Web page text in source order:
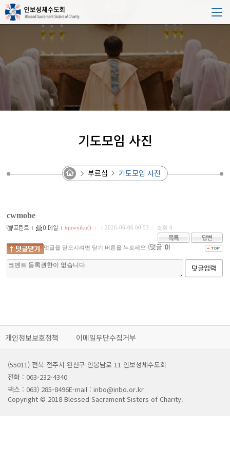
기도모임 사진
부르심 기도모임 사진
cwmobe
tquwxiku() 2026-06-06 00:53 조회 0
덧글을 닫으시려면 닫기 버튼을 누르세요 (덧글 0)
개인정보보호정책 이메일무단수집거부
(55011) 전북 전주시 완산구 인봉남로 11 인보성체수도회
전화 : 063-232-4340
팩스 : 063) 285-8496E-mail : inbo@inbo.or.kr
Copyright © 2018 Blessed Sacrament Sisters of Charity.